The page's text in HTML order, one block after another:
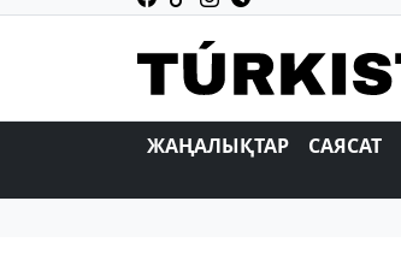
ЖАҢАЛЫҚТАР САЯСАТ